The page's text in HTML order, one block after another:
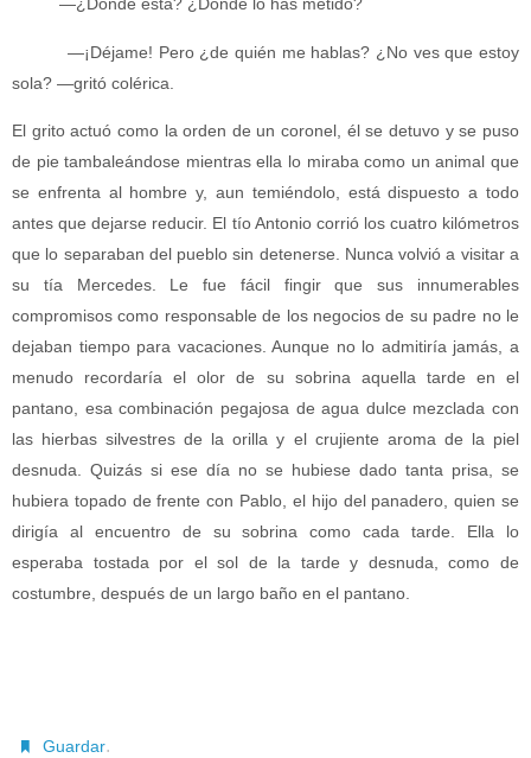
—¿Dónde está? ¿Dónde lo has metido?
—¡Déjame! Pero ¿de quién me hablas? ¿No ves que estoy
sola? —gritó colérica.
El grito actuó como la orden de un coronel, él se detuvo y se puso
de pie tambaleándose mientras ella lo miraba como un animal que
se enfrenta al hombre y, aun temiéndolo, está dispuesto a todo
antes que dejarse reducir. El tío Antonio corrió los cuatro kilómetros
que lo separaban del pueblo sin detenerse. Nunca volvió a visitar a
su tía Mercedes. Le fue fácil fingir que sus innumerables
compromisos como responsable de los negocios de su padre no le
dejaban tiempo para vacaciones. Aunque no lo admitiría jamás, a
menudo recordaría el olor de su sobrina aquella tarde en el
pantano, esa combinación pegajosa de agua dulce mezclada con
las hierbas silvestres de la orilla y el crujiente aroma de la piel
desnuda. Quizás si ese día no se hubiese dado tanta prisa, se
hubiera topado de frente con Pablo, el hijo del panadero, quien se
dirigía al encuentro de su sobrina como cada tarde. Ella lo
esperaba tostada por el sol de la tarde y desnuda, como de
costumbre, después de un largo baño en el pantano.
Guardar.